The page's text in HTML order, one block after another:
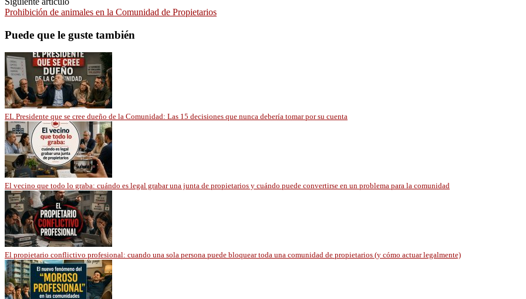
Prohibición de animales en la Comunidad de Propietarios
Puede que le guste también
EL Presidente que se cree dueño de la Comunidad: Las 15 decisiones que nunca debería tomar por su cuenta
El vecino que todo lo graba: cuándo es legal grabar una junta de propietarios y cuándo puede convertirse en un problema para la comunidad
El propietario conflictivo profesional: cuando una sola persona puede bloquear toda una comunidad de propietarios (y cómo actuar legalmente)